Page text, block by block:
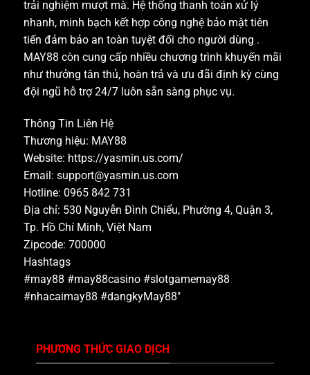
trải nghiệm mượt mà. Hệ thống thanh toán xử lý
nhanh, minh bạch kết hợp công nghệ bảo mật tiên
tiến đảm bảo an toàn tuyệt đối cho người dùng .
MAY88 còn cung cấp nhiều chương trình khuyến mãi
như thưởng tân thủ, hoàn trả và ưu đãi định kỳ cùng
đội ngũ hỗ trợ 24/7 luôn sẵn sàng phục vụ.
Thông Tin Liên Hệ
Thương hiệu: MAY88
Website: https://yasmin.us.com/
Email: support@yasmin.us.com
Hotline: 0965 842 731
Địa chỉ: 530 Nguyễn Đình Chiểu, Phường 4, Quận 3,
Tp. Hồ Chí Minh, Việt Nam
Zipcode: 700000
Hashtags
#may88 #may88casino #slotgamemay88
#nhacaimay88 #dangkyMay88"
PHƯƠNG THỨC GIAO DỊCH